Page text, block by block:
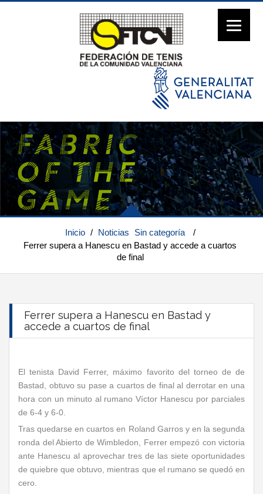
Inicio / Noticias Sin categoría
/
Ferrer supera a Hanescu en Bastad y accede a cuartos
de final
Ferrer supera a Hanescu en Bastad y
accede a cuartos de final
El tenista David Ferrer, máximo favorito del torneo de de
Bastad, obtuvo su pase a cuartos de final al derrotar en una
hora con un minuto al rumano Víctor Hanescu por parciales
de 6-4 y 6-0.
Tras quedarse en cuartos en Roland Garros y en la segunda
ronda del Abierto de Wimbledon, Ferrer empezó con victoria
ante Hanescu al aprovechar tres de las siete oportunidades
de quiebre que obtuvo, mientras que el rumano se quedó en
cero.